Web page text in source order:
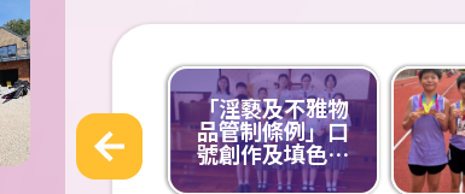
「淫褻及不雅物
品管制條例」口
號創作及填色比
賽2025-26